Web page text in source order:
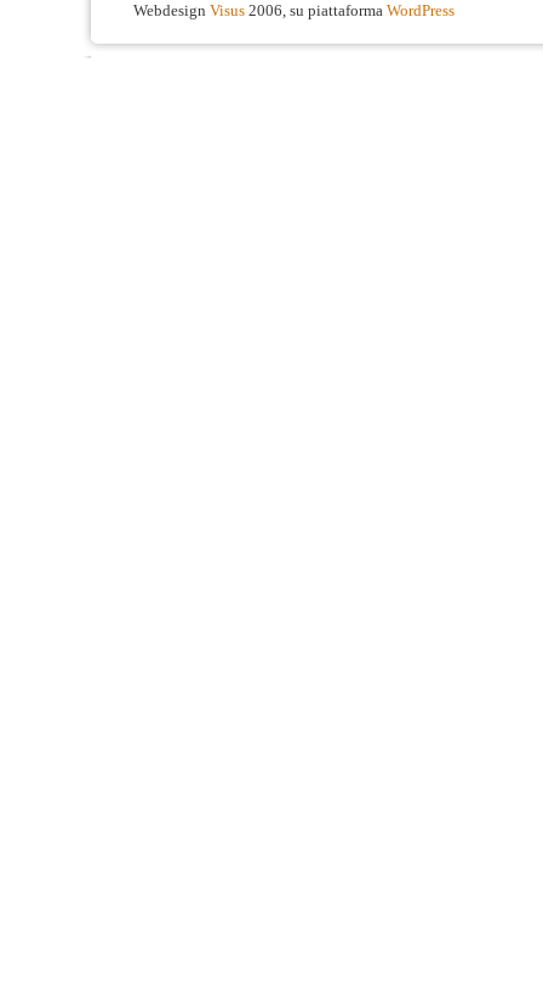
Webdesign Visus 2006, su piattaforma WordPress